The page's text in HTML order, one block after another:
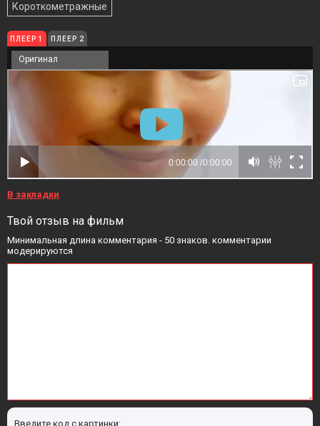
Короткометражные
ПЛЕЕР 1 ПЛЕЕР 2
Оригинал
В закладки
Твой отзыв на фильм
Минимальная длина комментария - 50 знаков. комментарии
модерируются
Введите код с картинки: